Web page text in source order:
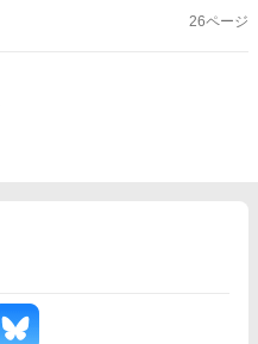
26ページ